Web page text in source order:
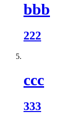
bbb
222
ccc
333